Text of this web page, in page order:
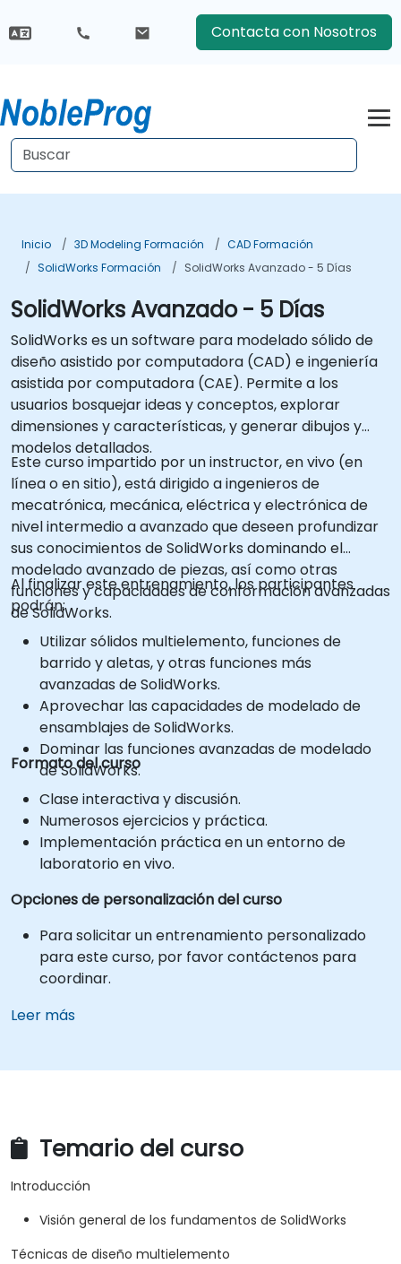
Contacta con Nosotros
Inicio 3D Modeling Formación
CAD Formación
SolidWorks Formación
SolidWorks Avanzado - 5 Días
SolidWorks Avanzado - 5 Días
SolidWorks es un software para modelado sólido de
diseño asistido por computadora (CAD) e ingeniería
asistida por computadora (CAE). Permite a los
usuarios bosquejar ideas y conceptos, explorar
dimensiones y características, y generar dibujos y
modelos detallados.
Este curso impartido por un instructor, en vivo (en
línea o en sitio), está dirigido a ingenieros de
mecatrónica, mecánica, eléctrica y electrónica de
nivel intermedio a avanzado que deseen profundizar
sus conocimientos de SolidWorks dominando el
modelado avanzado de piezas, así como otras
funciones y capacidades de conformación avanzadas
de SolidWorks.
Al finalizar este entrenamiento, los participantes
podrán:
Utilizar sólidos multielemento, funciones de
barrido y aletas, y otras funciones más
avanzadas de SolidWorks.
Aprovechar las capacidades de modelado de
ensamblajes de SolidWorks.
Dominar las funciones avanzadas de modelado
de SolidWorks.
Formato del curso
Clase interactiva y discusión.
Numerosos ejercicios y práctica.
Implementación práctica en un entorno de
laboratorio en vivo.
Opciones de personalización del curso
Para solicitar un entrenamiento personalizado
para este curso, por favor contáctenos para
coordinar.
Leer más
Temario del curso
Introducción
Visión general de los fundamentos de SolidWorks
Técnicas de diseño multielemento